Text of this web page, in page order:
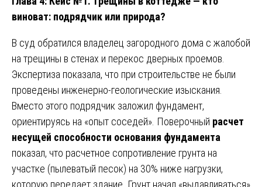
виноват: подрядчик или природа?
В суд обратился владелец загородного дома с жалобой
на трещины в стенах и перекос дверных проемов.
Экспертиза показала, что при строительстве не были
проведены инженерно-геологические изыскания.
Вместо этого подрядчик заложил фундамент,
ориентируясь на «опыт соседей». Поверочный расчет
несущей способности основания фундамента
показал, что расчетное сопротивление грунта на
участке (пылеватый песок) на 30% ниже нагрузки,
которую передает здание. Грунт начал «выдавливаться»